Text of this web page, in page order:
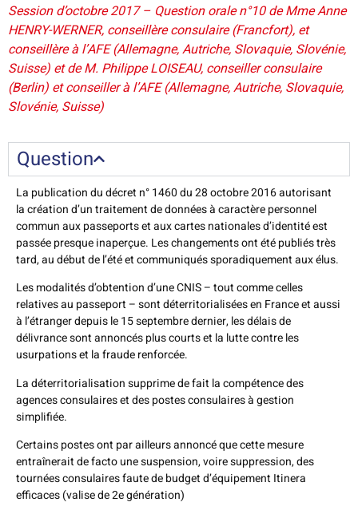
Session d’octobre 2017 – Question orale n°10 de Mme Anne
HENRY-WERNER, conseillère consulaire (Francfort), et
conseillère à l’AFE (Allemagne, Autriche, Slovaquie, Slovénie,
Suisse) et de M. Philippe LOISEAU, conseiller consulaire
(Berlin) et conseiller à l’AFE (Allemagne, Autriche, Slovaquie,
Slovénie, Suisse)
Question
La publication du décret n° 1460 du 28 octobre 2016 autorisant
la création d’un traitement de données à caractère personnel
commun aux passeports et aux cartes nationales d’identité est
passée presque inaperçue. Les changements ont été publiés très
tard, au début de l’été et communiqués sporadiquement aux élus.
Les modalités d’obtention d’une CNIS – tout comme celles
relatives au passeport – sont déterritorialisées en France et aussi
à l’étranger depuis le 15 septembre dernier, les délais de
délivrance sont annoncés plus courts et la lutte contre les
usurpations et la fraude renforcée.
La déterritorialisation supprime de fait la compétence des
agences consulaires et des postes consulaires à gestion
simplifiée.
Certains postes ont par ailleurs annoncé que cette mesure
entraînerait de facto une suspension, voire suppression, des
tournées consulaires faute de budget d’équipement Itinera
efficaces (valise de 2e génération)